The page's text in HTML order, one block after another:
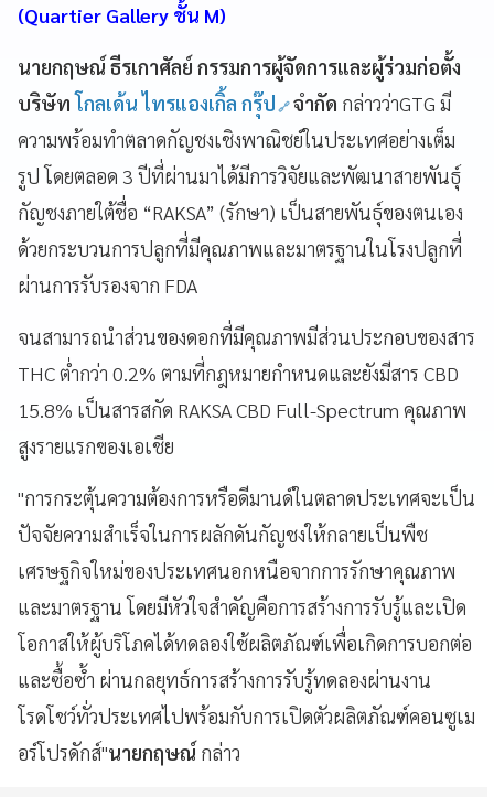
(Quartier Gallery ชั้น M)
นายกฤษณ์ ธีรเกาศัลย์ กรรมการผู้จัดการและผู้ร่วมก่อตั้ง
บริษัทโกลเด้น ไทรแองเกิ้ล กรุ๊ป จำกัด กล่าวว่าGTG มี
ความพร้อมทำตลาดกัญชงเชิงพาณิชย์ในประเทศอย่างเต็ม
รูป โดยตลอด 3 ปีที่ผ่านมาได้มีการวิจัยและพัฒนาสายพันธุ์
กัญชงภายใต้ชื่อ “RAKSA” (รักษา) เป็นสายพันธุ์ของตนเอง
ด้วยกระบวนการปลูกที่มีคุณภาพและมาตรฐานในโรงปลูกที่
ผ่านการรับรองจาก FDA
จนสามารถนำส่วนของดอกที่มีคุณภาพมีส่วนประกอบของสาร
THC ต่ำกว่า 0.2% ตามที่กฎหมายกำหนดและยังมีสาร CBD
15.8% เป็นสารสกัด RAKSA CBD Full-Spectrum คุณภาพ
สูงรายแรกของเอเชีย
"การกระตุ้นความต้องการหรือดีมานด์ในตลาดประเทศจะเป็น
ปัจจัยความสำเร็จในการผลักดันกัญชงให้กลายเป็นพืช
เศรษฐกิจใหม่ของประเทศนอกหนือจากการรักษาคุณภาพ
และมาตรฐาน โดยมีหัวใจสำคัญคือการสร้างการรับรู้และเปิด
โอกาสให้ผู้บริโภคได้ทดลองใช้ผลิตภัณฑ์เพื่อเกิดการบอกต่อ
และซื้อซ้ำ ผ่านกลยุทธ์การสร้างการรับรู้ทดลองผ่านงาน
โรดโชว์ทั่วประเทศไปพร้อมกับการเปิดตัวผลิตภัณฑ์คอนซูเม
อร์โปรดักส์"นายกฤษณ์ กล่าว